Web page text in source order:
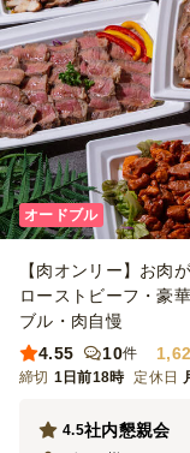
オードブル
【肉オンリー】お肉
ローストビーフ・豪
ブル・肉自慢
4.55
10件
締切 1日前18時 定休日
社内懇親会
4.5